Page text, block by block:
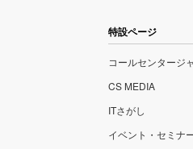
特設ページ
コールセンタージ
CS MEDIA
ITさがし
イベント・セミナ